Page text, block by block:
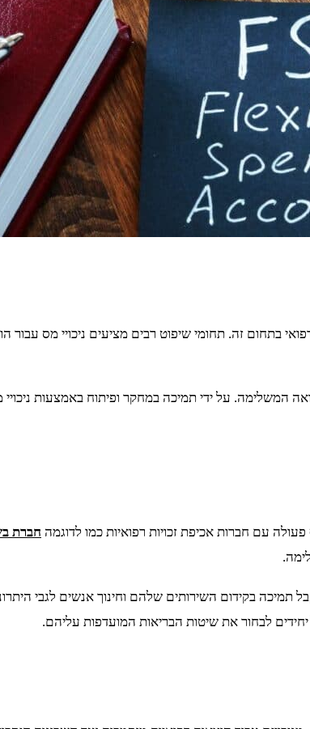
בתחום זה. תחומי שיפוט רבים מציעים ניכויי מס עבור
המשלימה. על ידי תמיכה במחקר ופיתוח באמצעות
עם חברות אכיפת זכויות רפואיות כמו לדוגמה חברת
בקידום השירותים שלהם וחינוך אנשים לגבי
לבחור את שיטות הבריאות המועדפות עליהם.